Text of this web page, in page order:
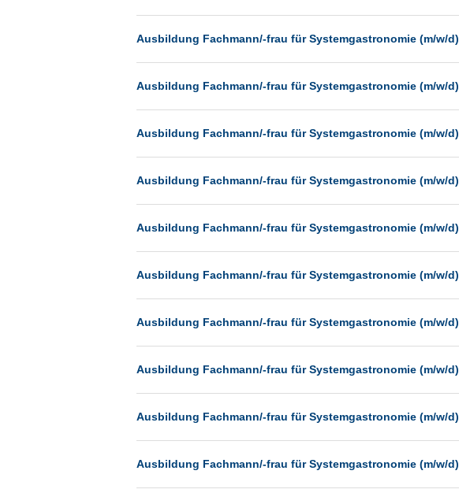
Hannover
Heilbronn
Hermsdorf
Hildesheim
Ingolstadt
Kassel
Landau
Mainz
Mannheim
München
Münster
Neu-Isenburg
Neumünster
Ausbildung Fachmann/-frau für Systemgastronomie (m/w/d)
Ausbildung Fachmann/-frau für Systemgastronomie (m/w/d)
Ausbildung Fachmann/-frau für Systemgastronomie (m/w/d)
Ausbildung Fachmann/-frau für Systemgastronomie (m/w/d)
Ausbildung Fachmann/-frau für Systemgastronomie (m/w/d)
Ausbildung Fachmann/-frau für Systemgastronomie (m/w/d)
Ausbildung Fachmann/-frau für Systemgastronomie (m/w/d)
Ausbildung Fachmann/-frau für Systemgastronomie (m/w/d)
Ausbildung Fachmann/-frau für Systemgastronomie (m/w/d)
Ausbildung Fachmann/-frau für Systemgastronomie (m/w/d)